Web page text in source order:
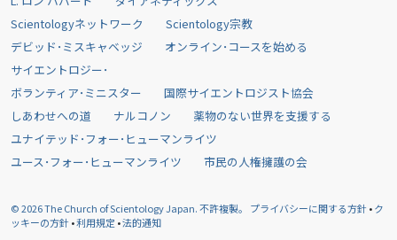
Scientologyネットワーク
Scientology宗教
デビッド･ミスキャベッジ
オンライン･コースを始める
サイエントロジー･
ボランティア･ミニスター
国際サイエントロジスト協会
しあわせへの道
ナルコノン
薬物のない世界を支援する
ユナイテッド･フォー･ヒューマンライツ
ユース･フォー･ヒューマンライツ
市民の人権擁護の会
© 2026The Church of Scientology Japan.不許複製。 プライバシーに関する方針•ク
ッキーの方針•利用規定 •法的通知